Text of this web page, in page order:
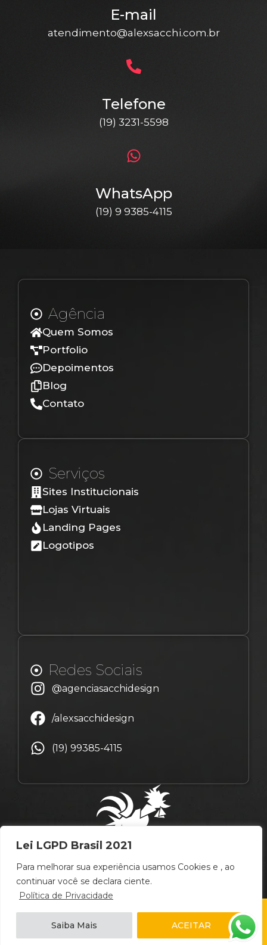
Lei LGPD Brasil 2021
Para melhorar sua experiência usamos Cookies e , ao
continuar você se declara ciente.
Política de Privacidade
Saiba Mais ACEITAR
E-mail
atendimento@alexsacchi.com.br
Telefone
(19) 3231-5598
WhatsApp
(19) 9 9385-4115
Agência
Quem Somos
Portfolio
Depoimentos
Blog
Contato
Serviços
Sites Institucionais
Lojas Virtuais
Landing Pages
Logotipos
Redes Sociais
@agenciasacchidesign
/alexsacchidesign
(19) 99385-4115
© Copyright Alex Sacchi Design – 2009 ~ 2026 –
Campinas
/Brasil